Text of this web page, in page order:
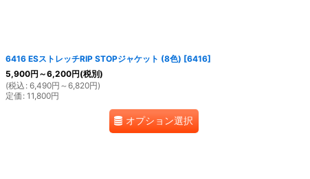
6416 ESストレッチRIP STOPジャケット (8色) [6416]
5,900円 ～6,200円(税別)
(税込 : 6,490円 ～6,820円)
定価 : 11,800円
オプション選択